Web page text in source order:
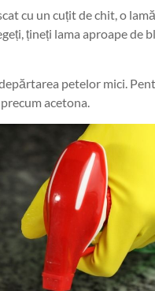
cu un cuțit de chit, o
țineți lama aproape de
petelor mici.
acetona.